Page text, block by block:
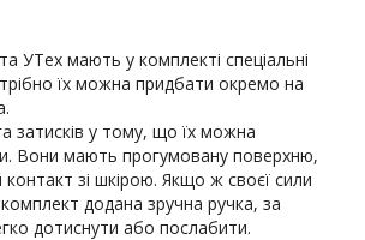
УТех мають у комплекті спеціальні
їх можна придбати окремо на
затисків у тому, що їх можна
Вони мають прогумовану поверхню,
зі шкірою. Якщо ж своєї сили
додана зручна ручка, за
дотиснути або послабити.